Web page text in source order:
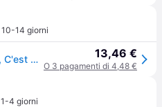
10-14 giorni
L'Oréal Paris, Crema BB + CC, C'est Magic (2 Luce, 30ml) 13,46 €
O 3 pagamenti di 4,48 €
1-4 giorni